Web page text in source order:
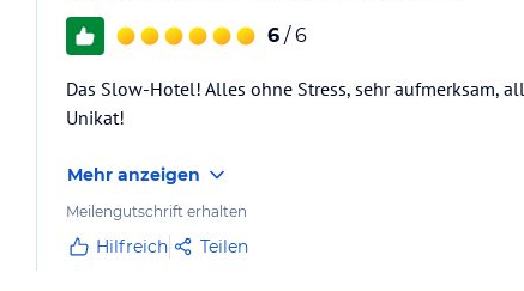
6 / 6
Das Slow-Hotel! Alles ohne Stress, sehr aufmerksam,
Unikat!
Mehr anzeigen
Meilengutschrift erhalten
Hilfreich Teilen